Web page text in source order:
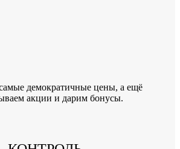
демократичные цены, а ещё
акции и дарим бонусы.